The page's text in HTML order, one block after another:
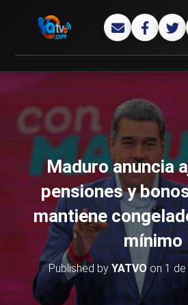
Maduro anuncia
pensiones y
mantiene
mínimo
Published by YATVOon 1